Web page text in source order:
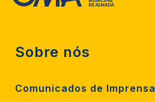
Sobre nós
Comunicados de Imprensa